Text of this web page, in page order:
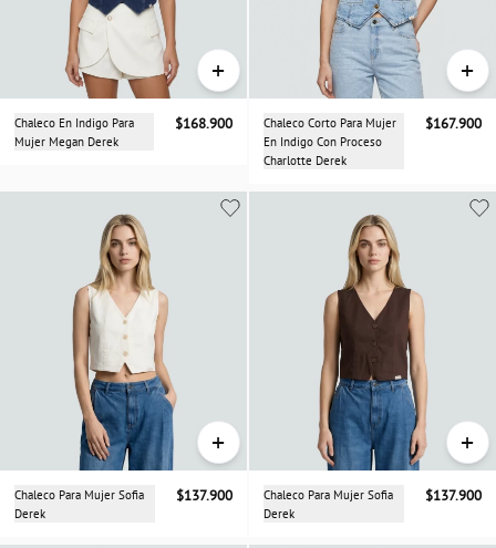
+
Chaleco En Indigo Para
Mujer Megan Derek
$168.900
+
Chaleco Corto Para Mujer
En Indigo Con Proceso
Charlotte Derek
$167.900
+
Chaleco Para Mujer Sofia
Derek
$137.900
+
Chaleco Para Mujer Sofia
Derek
$137.900